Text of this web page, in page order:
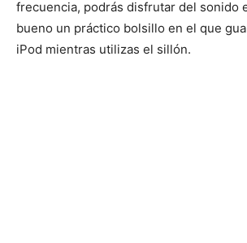
frecuencia, podrás disfrutar del sonido
bueno un práctico bolsillo en el que
iPod mientras utilizas el sillón.